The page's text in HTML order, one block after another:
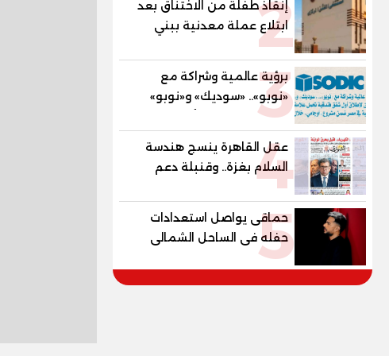
2
إنقاذ طفلة من الاختناق بعد
ابتلاع عملة معدنية ببني
سويف
3
برؤية عالمية وشراكة مع
«نوبو».. «سوديك» و«نوبو»
تستعدان لإطلاق أول شقق
فندقية تحمل علامة "نوبو"
العالمية في مصر ضمن
مشروع «أوجامي» خلال أيام
4
عقل القاهرة ينسج هندسة
السلام بغزة.. وقنبلة دعم
الكهرباء تفجر الموازنة
5
حماقى يواصل استعدادات
حفله فى الساحل الشمالى
الجمعة